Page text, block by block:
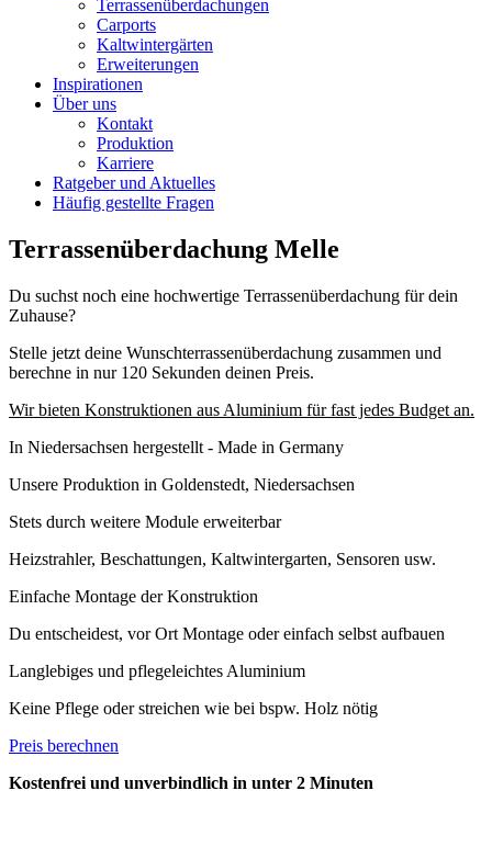
Terrassenüberdachungen
Carports
Kaltwintergärten
Erweiterungen
Inspirationen
Über uns
Kontakt
Produktion
Karriere
Ratgeber und Aktuelles
Häufig gestellte Fragen
Terrassenüberdachung Melle
Du suchst noch eine hochwertige Terrassenüberdachung für dein
Zuhause?
Stelle jetzt deine Wunschterrassenüberdachung zusammen und
berechne in nur 120 Sekunden deinen Preis.
Wir bieten Konstruktionen aus Aluminium für fast jedes Budget an.
In Niedersachsen hergestellt - Made in Germany
Unsere Produktion in Goldenstedt, Niedersachsen
Stets durch weitere Module erweiterbar
Heizstrahler, Beschattungen, Kaltwintergarten, Sensoren usw.
Einfache Montage der Konstruktion
Du entscheidest, vor Ort Montage oder einfach selbst aufbauen
Langlebiges und pflegeleichtes Aluminium
Keine Pflege oder streichen wie bei bspw. Holz nötig
Preis berechnen
Kostenfrei und unverbindlich in unter 2 Minuten